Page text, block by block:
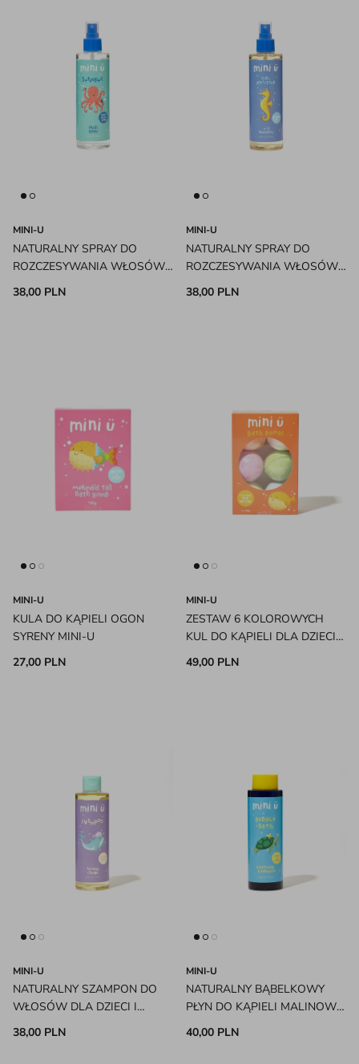
MINI-U
NATURALNY SPRAY DO
ROZCZESYWANIA WŁOSÓW
Z ORGANICZNYM ALOESEM
MINI-U
38,00 PLN
MINI-U
NATURALNY SPRAY DO
ROZCZESYWANIA WŁOSÓW
KRĘCONYCH Z WITAMINĄ B5
MINI-U
38,00 PLN
MINI-U
KULA DO KĄPIELI OGON
SYRENY MINI-U
27,00 PLN
MINI-U
ZESTAW 6 KOLOROWYCH
KUL DO KĄPIELI DLA DZIECI
MINI-U
49,00 PLN
MINI-U
NATURALNY SZAMPON DO
WŁOSÓW DLA DZIECI I
NIEMOWLĄT MINI-U
38,00 PLN
MINI-U
NATURALNY BĄBELKOWY
PŁYN DO KĄPIELI MALINOWA
GUMA BALONOWA MINI-U
40,00 PLN